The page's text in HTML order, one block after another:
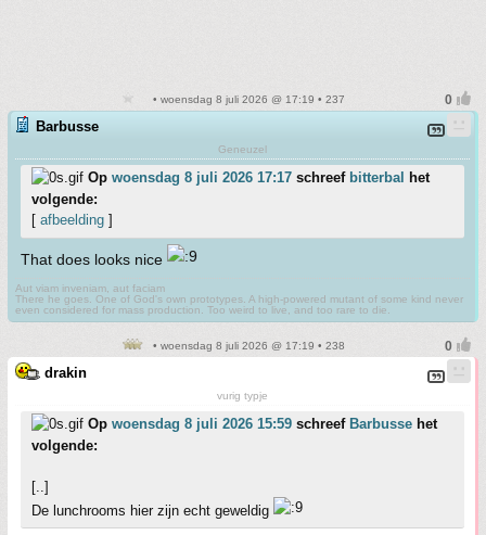
• woensdag 8 juli 2026 @ 17:19 • 237
Barbusse
Geneuzel
Op woensdag 8 juli 2026 17:17 schreef bitterbal het
volgende:
[ afbeelding ]
That does looks nice
Aut viam inveniam, aut faciam
There he goes. One of God's own prototypes. A high-powered mutant of some kind never
even considered for mass production. Too weird to live, and too rare to die.
• woensdag 8 juli 2026 @ 17:19 • 238
drakin
vurig typje
Op woensdag 8 juli 2026 15:59 schreef Barbusse het
volgende:
[..]
De lunchrooms hier zijn echt geweldig